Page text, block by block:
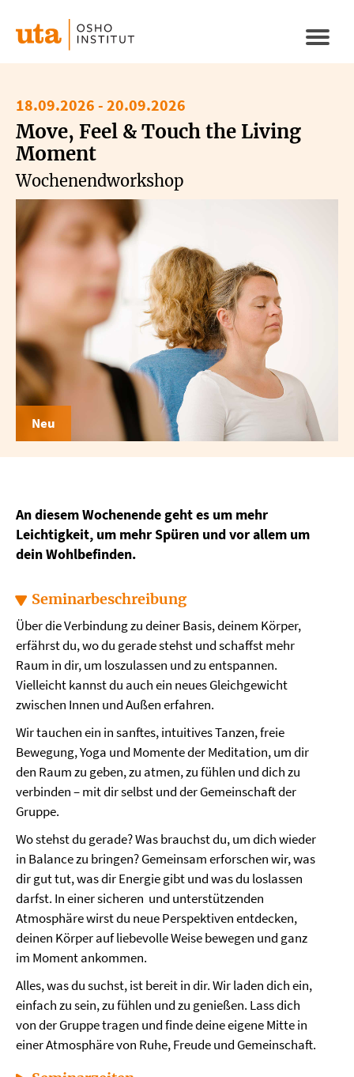
zum
Inhalt
18.09.2026 - 20.09.2026
Move, Feel & Touch the Living
Moment
Wochenendworkshop
Neu
An diesem Wochenende geht es um mehr
Leichtigkeit, um mehr Spüren und vor allem um
dein Wohlbefinden.
Seminarbeschreibung
Über die Verbindung zu deiner Basis, deinem Körper,
erfährst du, wo du gerade stehst und schaffst mehr
Raum in dir, um loszulassen und zu entspannen.
Vielleicht kannst du auch ein neues Gleichgewicht
zwischen Innen und Außen erfahren.
Wir tauchen ein in sanftes, intuitives Tanzen, freie
Bewegung, Yoga und Momente der Meditation, um dir
den Raum zu geben, zu atmen, zu fühlen und dich zu
verbinden – mit dir selbst und der Gemeinschaft der
Gruppe.
Wo stehst du gerade? Was brauchst du, um dich wieder
in Balance zu bringen? Gemeinsam erforschen wir, was
dir gut tut, was dir Energie gibt und was du loslassen
darfst. In einer sicheren und unterstützenden
Atmosphäre wirst du neue Perspektiven entdecken,
deinen Körper auf liebevolle Weise bewegen und ganz
im Moment ankommen.
Alles, was du suchst, ist bereit in dir. Wir laden dich ein,
einfach zu sein, zu fühlen und zu genießen. Lass dich
von der Gruppe tragen und finde deine eigene Mitte in
einer Atmosphäre von Ruhe, Freude und Gemeinschaft.